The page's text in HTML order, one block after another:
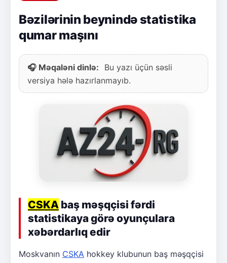
Bəzilərinin beynində statistika
qumar maşını
🎧 Məqaləni dinlə:
Bu yazı üçün səsli
versiya hələ hazırlanmayıb.
CSKA baş məşqçisi fərdi
statistikaya görə oyunçulara
xəbərdarlıq edir
Moskvanın CSKA hokkey klubunun baş məşqçisi